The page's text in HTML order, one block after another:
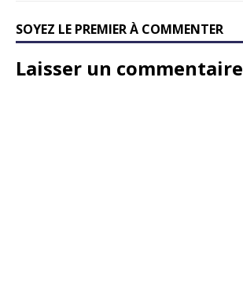
SOYEZ LE PREMIER À COMMENTER
Laisser un commentaire